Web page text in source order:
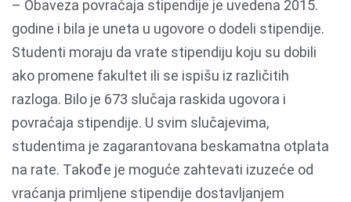
– Obaveza povraćaja stipendije je uvedena 2015.
godine i bila je uneta u ugovore o dodeli stipendije.
Studenti moraju da vrate stipendiju koju su dobili
ako promene fakultet ili se ispišu iz različitih
razloga. Bilo je 673 slučaja raskida ugovora i
povraćaja stipendije. U svim slučajevima,
studentima je zagarantovana beskamatna otplata
na rate. Takođe je moguće zahtevati izuzeće od
vraćanja primljene stipendije dostavljanjem